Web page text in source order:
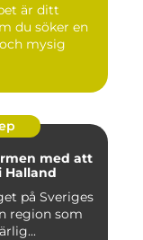
är ditt
du söker en
mysig
med att
Halland
på Sveriges
region som